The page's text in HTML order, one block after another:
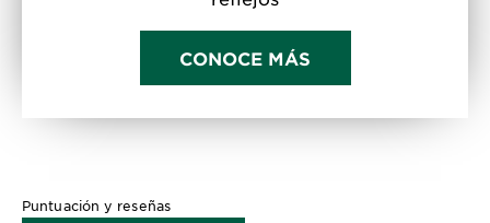
CONOCE MÁS
Puntuación y reseñas